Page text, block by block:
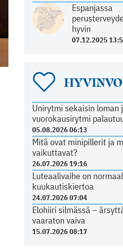
Espanjassa
hyvin
07.12.2025
Unirytmi sekaisin loman
vuorokausirytmi
05.08.2026 06:13
Mitä ovat minipillerit ja
vaikuttavat?
26.07.2026 19:16
Luteaalivaihe on
kuukautiskiertoa
24.07.2026 07:04
Elohiiri silmässä –
vaaraton vaiva
15.07.2026 08:17